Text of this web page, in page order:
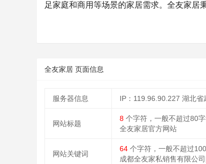
足家庭和商用等场景的家居需求。全友家居
全友家居 页面信息
服务器信息 IP：119.96.90.227 湖北省
网站标题
8 个字符，一般不超过80
全友家居官方网站
网站关键词
64 个字符，一般不超过
成都全友家私销售有限公